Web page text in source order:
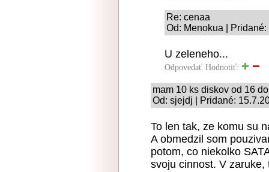
Re: cenaa
Od: Menokua |
U zeleneho...
Odpovedať Hodnotiť:
mam 10 ks diskov od 16
Od: sjejdj | Pridané:
To len tak, ze komu su
A obmedzil som
potom, co niekolko
svoju cinnost. V